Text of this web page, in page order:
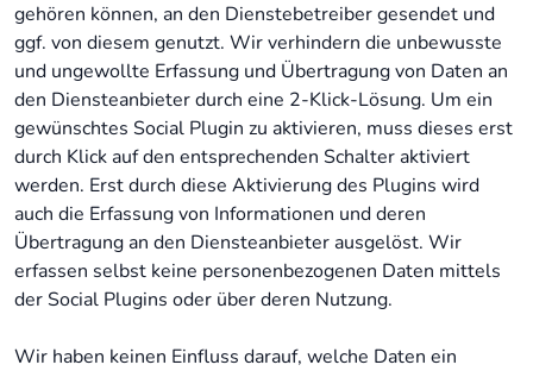
gehören können, an den Dienstebetreiber gesendet und
ggf. von diesem genutzt. Wir verhindern die unbewusste
und ungewollte Erfassung und Übertragung von Daten an
den Diensteanbieter durch eine 2-Klick-Lösung. Um ein
gewünschtes Social Plugin zu aktivieren, muss dieses erst
durch Klick auf den entsprechenden Schalter aktiviert
werden. Erst durch diese Aktivierung des Plugins wird
auch die Erfassung von Informationen und deren
Übertragung an den Diensteanbieter ausgelöst. Wir
erfassen selbst keine personenbezogenen Daten mittels
der Social Plugins oder über deren Nutzung.
Wir haben keinen Einfluss darauf, welche Daten ein